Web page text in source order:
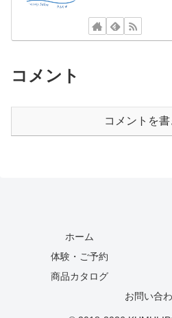
コメント
コメントを
ホーム
体験・ご予約
商品カタログ
お問い合